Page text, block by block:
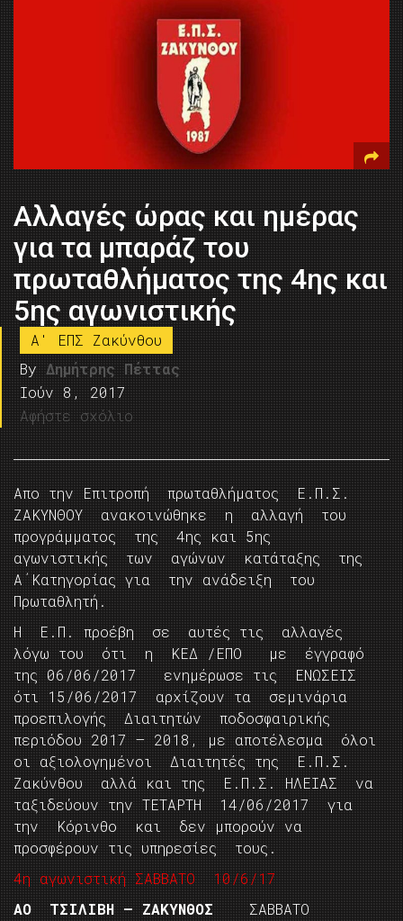
Αλλαγές ώρας και ημέρας
για τα μπαράζ του
πρωταθλήματος της 4ης και
5ης αγωνιστικής
A' ΕΠΣ Ζακύνθου
By Δημήτρης Πέττας
Ιούν 8, 2017
Αφήστε σχόλιο
Απο την Επιτροπή πρωταθλήματος Ε.Π.Σ.
ΖΑΚΥΝΘΟΥ ανακοινώθηκε η αλλαγή του
προγράμματος της 4ης και 5ης
αγωνιστικής των αγώνων κατάταξης της
Α΄Κατηγορίας για την ανάδειξη του
Πρωταθλητή.
Η Ε.Π. προέβη σε αυτές τις αλλαγές
λόγω του ότι η ΚΕΔ /ΕΠΟ με έγγραφό
της 06/06/2017 ενημέρωσε τις ΕΝΩΣΕΙΣ
ότι 15/06/2017 αρχίζουν τα σεμινάρια
προεπιλογής Διαιτητών ποδοσφαιρικής
περιόδου 2017 – 2018, με αποτέλεσμα όλοι
οι αξιολογημένοι Διαιτητές της Ε.Π.Σ.
Ζακύνθου αλλά και της Ε.Π.Σ. ΗΛΕΙΑΣ να
ταξιδεύουν την ΤΕΤΑΡΤΗ 14/06/2017 για
την Κόρινθο και δεν μπορούν να
προσφέρουν τις υπηρεσίες τους.
4η αγωνιστική ΣΑΒΒΑΤΟ 10/6/17
ΑΟ ΤΣΙΛΙΒΗ – ΖΑΚΥΝΘΟΣ
ΣΑΒΒΑΤΟ